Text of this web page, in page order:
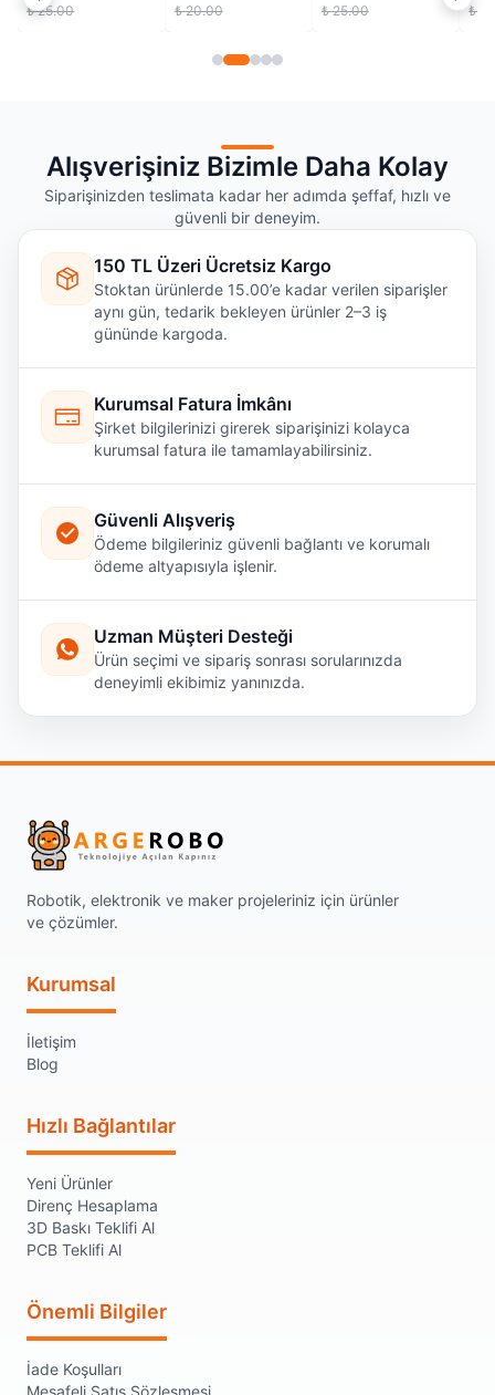
₺ 25.00 ₺ 20.00 ₺ 25.00 ₺
Alışverişiniz Bizimle Daha Kolay
Siparişinizden teslimata kadar her adımda şeffaf, hızlı ve
güvenli bir deneyim.
150 TL Üzeri Ücretsiz Kargo
Stoktan ürünlerde 15.00’e kadar verilen siparişler
aynı gün, tedarik bekleyen ürünler 2–3 iş
gününde kargoda.
Kurumsal Fatura İmkânı
Şirket bilgilerinizi girerek siparişinizi kolayca
kurumsal fatura ile tamamlayabilirsiniz.
Güvenli Alışveriş
Ödeme bilgileriniz güvenli bağlantı ve korumalı
ödeme altyapısıyla işlenir.
Uzman Müşteri Desteği
Ürün seçimi ve sipariş sonrası sorularınızda
deneyimli ekibimiz yanınızda.
Robotik, elektronik ve maker projeleriniz için ürünler
ve çözümler.
Kurumsal
İletişim
Blog
Hızlı Bağlantılar
Yeni Ürünler
Direnç Hesaplama
3D Baskı Teklifi Al
PCB Teklifi Al
Önemli Bilgiler
İade Koşulları
Mesafeli Satış Sözleşmesi